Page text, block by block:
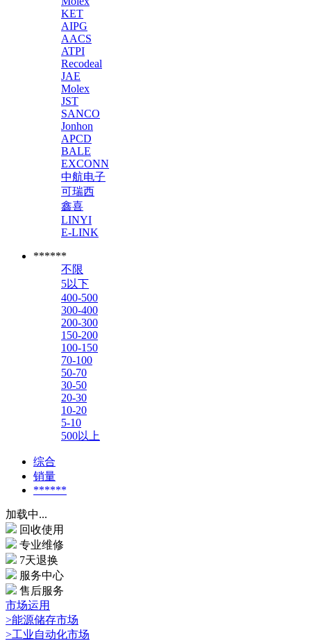
KET
AIPG
AACS
ATPI
Recodeal
JAE
Molex
JST
SANCO
Jonhon
APCD
BALE
EXCONN
中航电子
可瑞西
鑫喜
LINYI
E-LINK
******
不限
5以下
400-500
300-400
200-300
150-200
100-150
70-100
50-70
30-50
20-30
10-20
5-10
500以上
综合
销量
******
加载中...
回收使用
专业维修
7天退换
服务中心
售后服务
市场运用
>能源储存市场
>工业自动化市场